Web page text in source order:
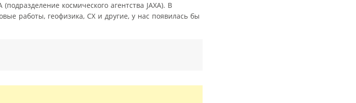
космического агентства JAXA). В
работы, геофизика, СХ и другие, у нас появилась бы